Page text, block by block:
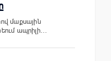
մաքսային
ապրիլի…